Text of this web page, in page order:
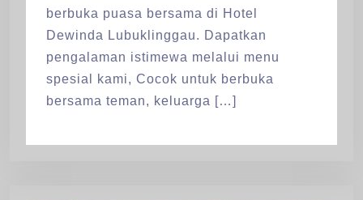
berbuka puasa bersama di Hotel
Dewinda Lubuklinggau. Dapatkan
pengalaman istimewa melalui menu
spesial kami, Cocok untuk berbuka
bersama teman, keluarga […]